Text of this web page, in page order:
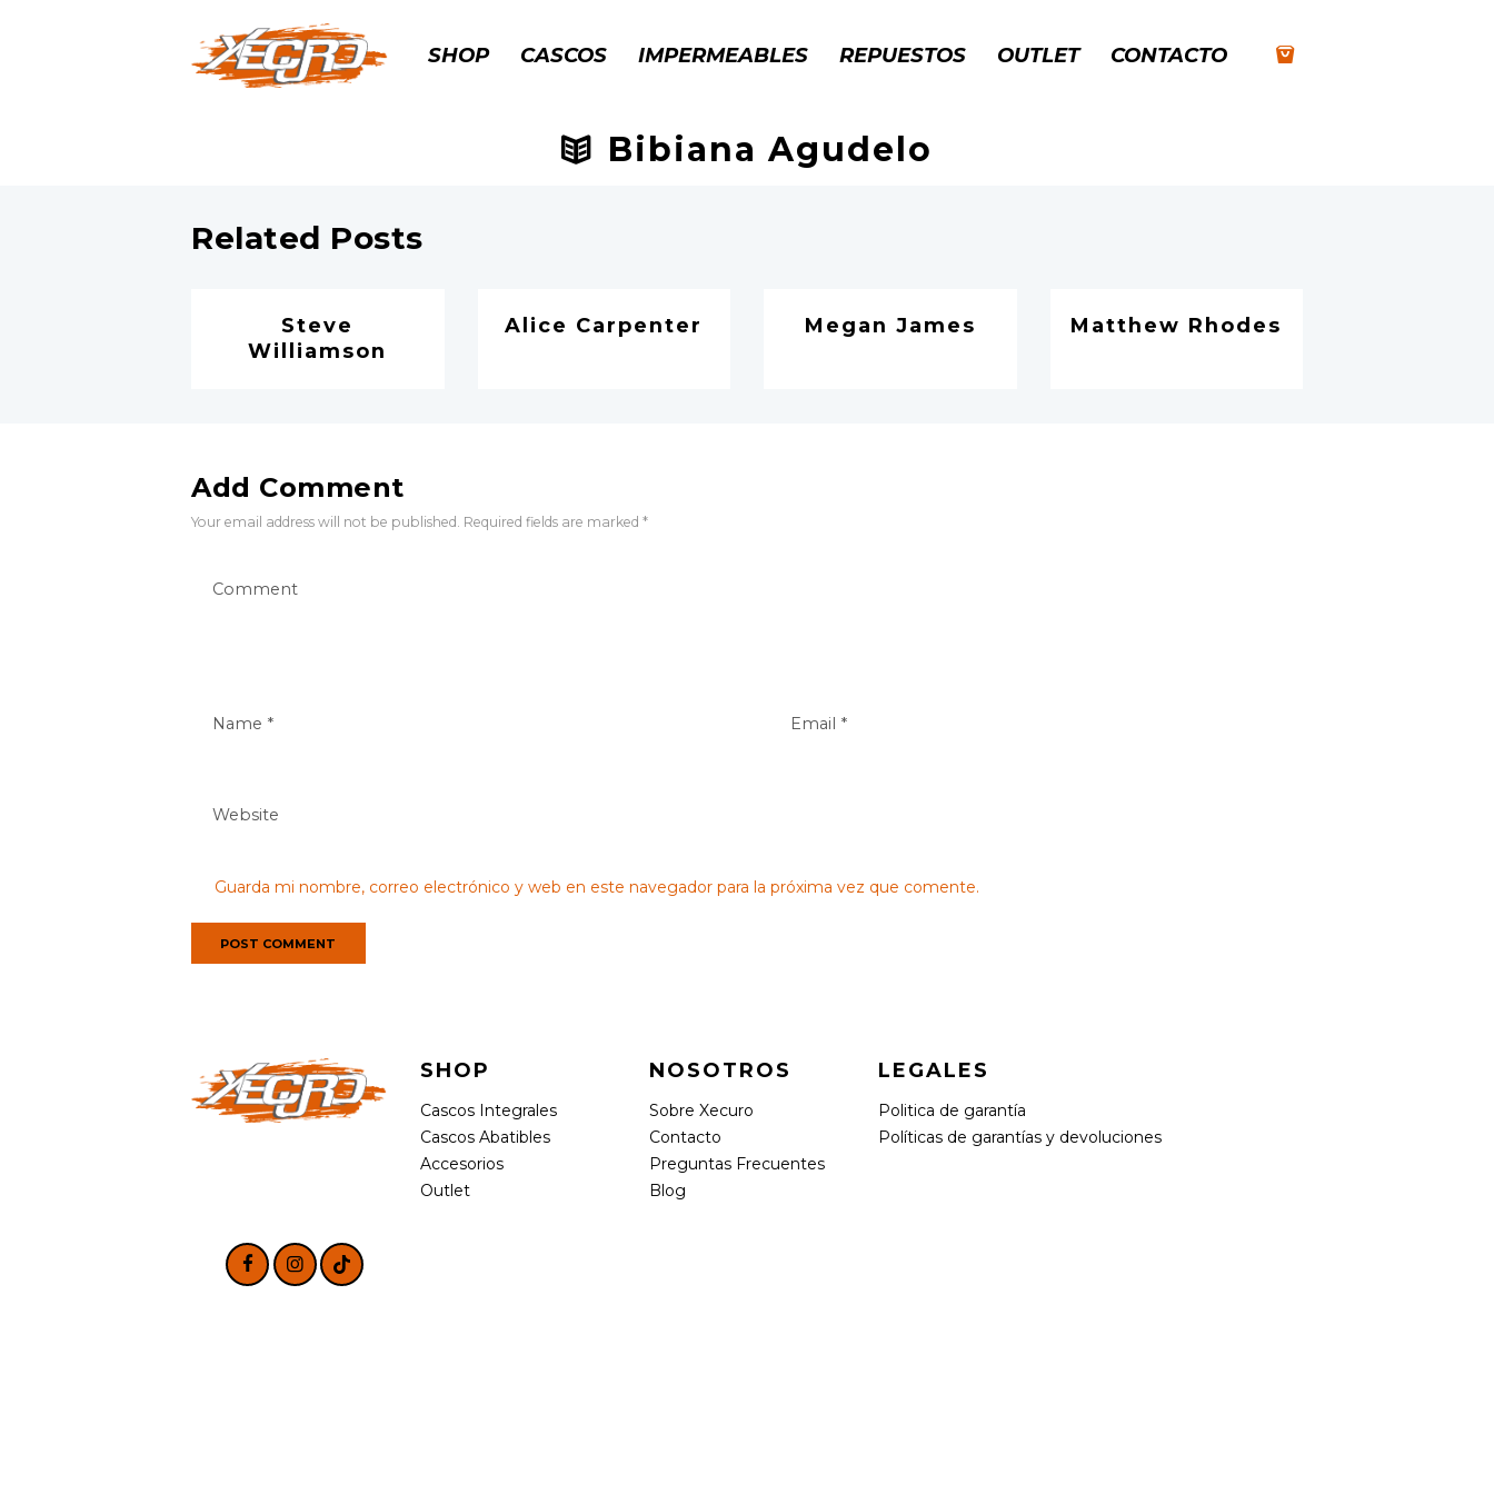
SHOP CASCOS IMPERMEABLES REPUESTOS OUTLET CONTACTO
Bibiana Agudelo
Related Posts
Steve
Williamson
Alice Carpenter Megan James Matthew Rhodes
Add Comment
Your email address will not be published. Required fields are marked *
Guarda mi nombre, correo electrónico y web en este navegador para la próxima vez que comente.
SHOP
Cascos Integrales
Cascos Abatibles
Accesorios
Outlet
NOSOTROS
Sobre Xecuro
Contacto
Preguntas Frecuentes
Blog
LEGALES
Politica de garantía
Políticas de garantías y devoluciones